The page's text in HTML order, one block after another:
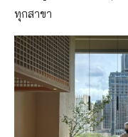
ทุกสาขา